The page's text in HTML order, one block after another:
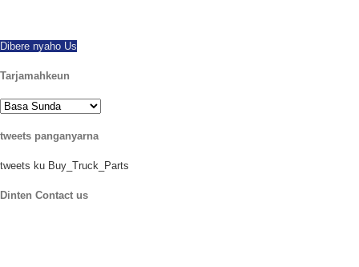
Dibere nyaho Us
Tarjamahkeun
tweets panganyarna
tweets ku Buy_Truck_Parts
Dinten Contact us